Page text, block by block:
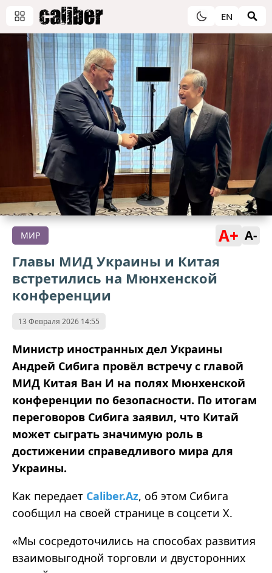
EN
МИР A+ A-
Главы МИД Украины и Китая
встретились на Мюнхенской
конференции
13 Февраля 2026 14:55
Министр иностранных дел Украины
Андрей Сибига провёл встречу с главой
МИД Китая Ван И на полях Мюнхенской
конференции по безопасности. По итогам
переговоров Сибига заявил, что Китай
может сыграть значимую роль в
достижении справедливого мира для
Украины.
Как передает Caliber.Az, об этом Сибига
сообщил на своей странице в соцсети Х.
«Мы сосредоточились на способах развития
взаимовыгодной торговли и двусторонних